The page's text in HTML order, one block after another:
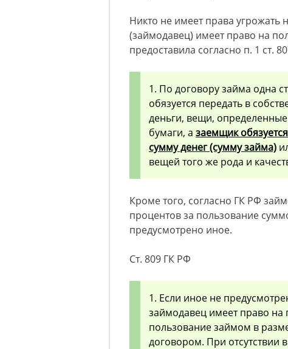
Никто не имеет права угрожать
(займодавец) имеет право на
предоставила согласно п. 1 ст.
1. По договору займа одна
обязуется передать в
деньги, вещи,
бумаги, а заемщик
сумму денег (сумму займа)
вещей того же рода и
Кроме того, согласно ГК РФ
процентов за пользование
предусмотрено иное.
Ст. 809 ГК РФ
1. Если иное не
займодавец имеет право на
пользование займом в
договором. При отсутствии